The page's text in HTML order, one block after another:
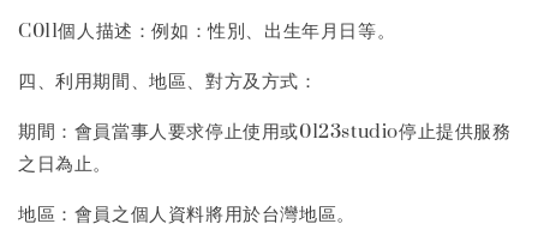
C011個人描述：例如：性別、出生年月日等。
四、利用期間、地區、對方及方式：
期間：會員當事人要求停止使用或0123studio停止提供服務
之日為止。
地區：會員之個人資料將用於台灣地區。